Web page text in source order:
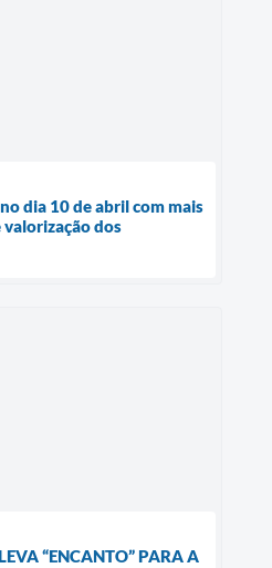
dia 10 de abril com mais
dos
“ENCANTO” PARA A